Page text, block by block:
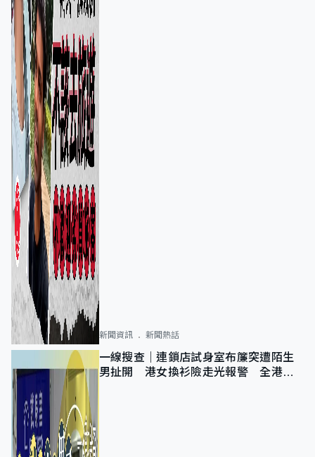
新聞資訊 新聞熱話
一線搜查｜連鎖店試身室布簾突遭陌生
男扯開 港女換衫險走光報警 全港分